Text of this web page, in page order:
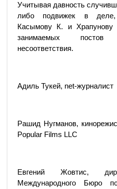
Учитывая давность
либо подвижек в деле,
Касымову К. и Храпунову
занимаемых постов
несоответствия.
Адиль Тукей, net-журналист
Рашид Нугманов,
Popular Films LLC
Евгений Жовтис,
Международного Бюро